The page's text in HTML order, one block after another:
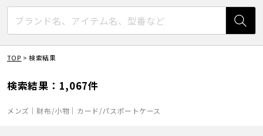
TOP >検索結果
検索結果：1,067件
メンズ｜財布/小物｜カード/パスポートケース